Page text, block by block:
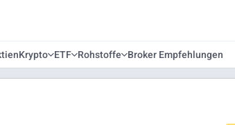
Krypto ETF Rohstoffe Broker Empfehlungen